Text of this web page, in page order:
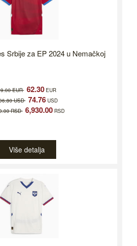
Srbije za EP 2024 u Nemačkoj
EUR 62.30EUR
USD 74.76USD
RSD 6,930.00 RSD
Više detalja